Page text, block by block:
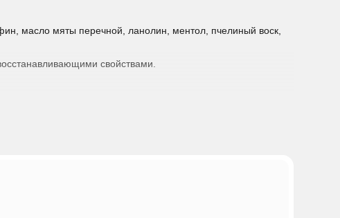
масло мяты перечной, ланолин, ментол, пчелиный воск,
свойствами.